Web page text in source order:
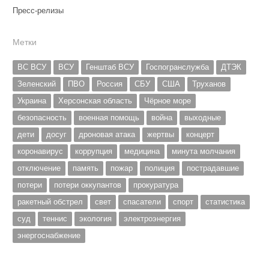
Пресс-релизы
Метки
ВС ВСУ ВСУ Генштаб ВСУ Госпогранслужба
ДТЭК
Зеленский
ПВО Россия СБУ США
Труханов
Украина
Херсонская область
Чёрное море
безопасность
военная помощь война
выходные
дети
досуг дроновая атака жертвы
концерт
коронавирус
коррупция медицина
минута молчания
отключение
память пожар полиция
пострадавшие
потери
потери оккупантов
прокуратура
ракетный обстрел
свет спасатели спорт
статистика
суд
теннис экология
электроэнергия
энергоснабжение